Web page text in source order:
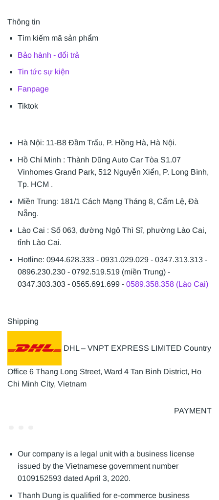
Thông tin
Tìm kiếm mã sản phẩm
Bảo hành - đổi trả
Tin tức sự kiện
Fanpage
Tiktok
Hà Nội: 11-B8 Đầm Trấu, P. Hồng Hà, Hà Nội.
Hồ Chí Minh : Thành Dũng Auto Car Tòa S1.07
Vinhomes Grand Park, 512 Nguyễn Xiển, P. Long Bình,
Tp. HCM .
Miền Trung: 181/1 Cách Mạng Tháng 8, Cẩm Lệ, Đà
Nẵng.
Lào Cai : Số 063, đường Ngô Thì Sĩ, phường Lào Cai,
tỉnh Lào Cai.
Hotline: 0944.628.333 - 0931.029.029 - 0347.313.313 -
0896.230.230 - 0792.519.519 (miền Trung) -
0347.303.303 - 0565.691.699 - 0589.358.358 (Lào Cai)
Shipping
DHL – VNPT EXPRESS LIMITED Country
Office 6 Thang Long Street, Ward 4 Tan Binh District, Ho
Chi Minh City, Vietnam
PAYMENT
Our company is a legal unit with a business license
issued by the Vietnamese government number
0109152593 dated April 3, 2020.
Thanh Dung is qualified for e-commerce business